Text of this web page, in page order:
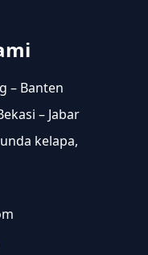
– Banten
– Jabar
kelapa,